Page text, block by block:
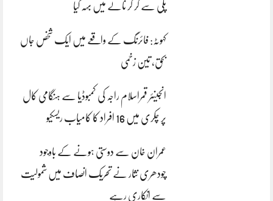
پلی سے گر کر نالے میں بہہ گیا
کہوٹہ: فائرنگ کے واقعے میں ایک شخص جاں
بحق، تین زخمی
انجینئر قمراسلام راجہ کی کمبوڈیا سے ہنگامی کال
پر چکری میں 16 افراد کا کامیاب ریسکیو
عمران خان سے دوستی ہونے کے باوجود
چودھری نثار نے تحریک انصاف میں شمولیت
سے انکاری رہے